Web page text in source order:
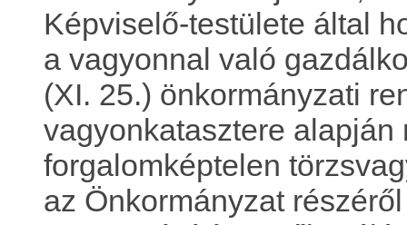
Képviselő-testülete által
a vagyonnal való
(XI. 25.) önkormányzati
vagyonkatasztere
forgalomképtelen
az Önkormányzat